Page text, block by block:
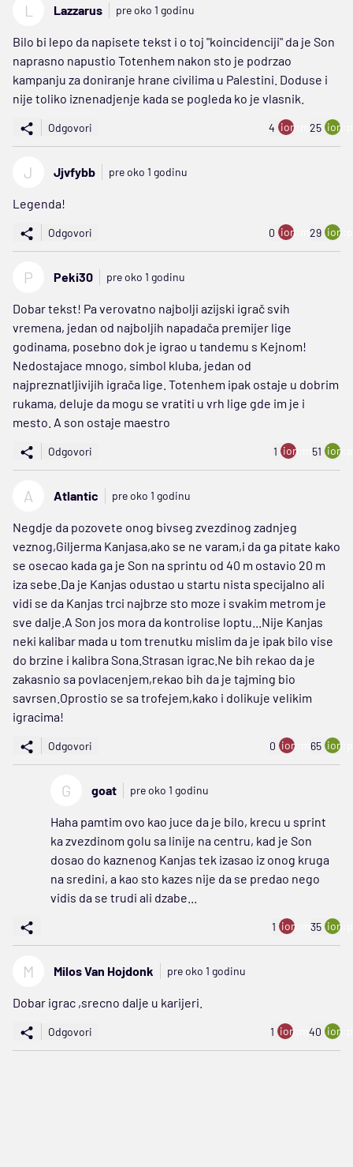
L Lazzarus pre oko 1 godinu
Bilo bi lepo da napisete tekst i o toj "koincidenciji" da je Son
naprasno napustio Totenhem nakon sto je podrzao
kampanju za doniranje hrane civilima u Palestini. Doduse i
nije toliko iznenadjenje kada se pogleda ko je vlasnik.
Odgovori 4 ion:minus
25
J Jjvfybb pre oko 1 godinu
Legenda!
Odgovori 0 ion:minus
29
P Peki30 pre oko 1 godinu
Dobar tekst! Pa verovatno najbolji azijski igrač svih
vremena, jedan od najboljih napadača premijer lige
godinama, posebno dok je igrao u tandemu s Kejnom!
Nedostajace mnogo, simbol kluba, jedan od
najpreznatljivijih igrača lige. Totenhem ipak ostaje u dobrim
rukama, deluje da mogu se vratiti u vrh lige gde im je i
mesto. A son ostaje maestro
Odgovori 1 ion:minus
51
A Atlantic pre oko 1 godinu
Negdje da pozovete onog bivseg zvezdinog zadnjeg
veznog,Giljerma Kanjasa,ako se ne varam,i da ga pitate kako
se osecao kada ga je Son na sprintu od 40 m ostavio 20 m
iza sebe.Da je Kanjas odustao u startu nista specijalno ali
vidi se da Kanjas trci najbrze sto moze i svakim metrom je
sve dalje.A Son jos mora da kontrolise loptu...Nije Kanjas
neki kalibar mada u tom trenutku mislim da je ipak bilo vise
do brzine i kalibra Sona.Strasan igrac.Ne bih rekao da je
zakasnio sa povlacenjem,rekao bih da je tajming bio
savrsen.Oprostio se sa trofejem,kako i dolikuje velikim
igracima!
Odgovori 0 ion:minus
65
G goat pre oko 1 godinu
Haha pamtim ovo kao juce da je bilo, krecu u sprint
ka zvezdinom golu sa linije na centru, kad je Son
dosao do kaznenog Kanjas tek izasao iz onog kruga
na sredini, a kao sto kazes nije da se predao nego
vidis da se trudi ali dzabe...
1 ion:minus
35
M Milos Van Hojdonk pre oko 1 godinu
Dobar igrac ,srecno dalje u karijeri.
Odgovori 1 ion:minus
40